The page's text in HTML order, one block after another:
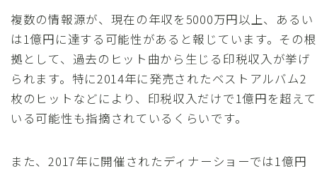
複数の情報源が、現在の年収を5000万円以上、あるい
は1億円に達する可能性があると報じています。その根
拠として、過去のヒット曲から生じる印税収入が挙げ
られます。特に2014年に発売されたベストアルバム2
枚のヒットなどにより、印税収入だけで1億円を超えて
いる可能性も指摘されているくらいです。
また、2017年に開催されたディナーショーでは1億円